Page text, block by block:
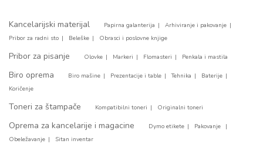
Kancelarijski materijal Papirna galanterija
Arhiviranje i pakovanje
Pribor za radni sto
Beleške Obrasci i poslovne knjige
Pribor za pisanje Olovke Markeri Flomasteri Penkala i mastila
Biro oprema Biro mašine Prezentacije i table Tehnika
Baterije
Koričenje
Toneri za štampače Kompatibilni toneri Originalni toneri
Oprema za kancelarije i magacine Dymo etikete
Pakovanje
Obeležavanje
Sitan inventar